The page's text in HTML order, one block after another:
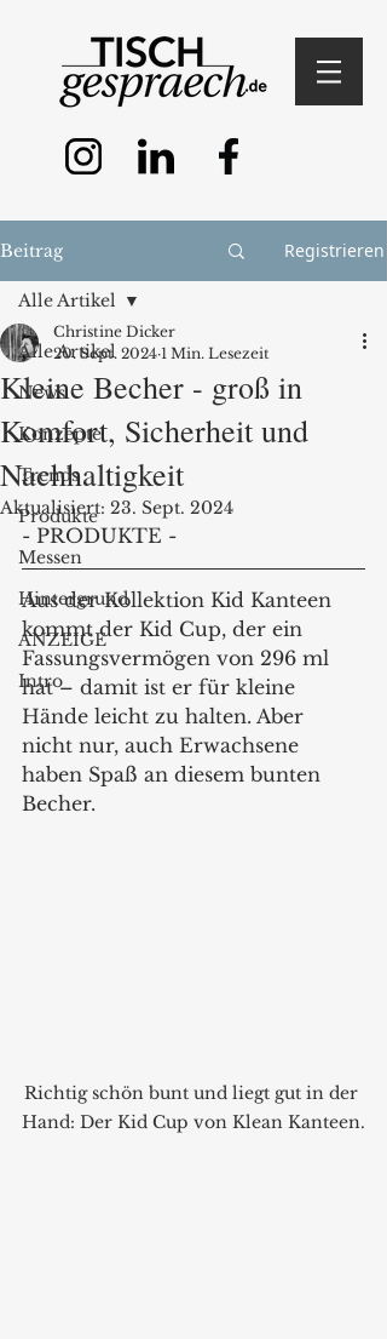
Beitrag Registrieren
Alle Artikel
News
Konzepte
Trends
Produkte
Messen
Hintergrund
ANZEIGE
Intro
Alle Artikel
Kleine Becher - groß in
Komfort, Sicherheit und
Nachhaltigkeit
Christine Dicker
20. Sept. 2024 1 Min. Lesezeit
Aktualisiert: 23. Sept. 2024
- PRODUKTE -
Aus der Kollektion Kid Kanteen
kommt der Kid Cup, der ein
Fassungsvermögen von 296 ml
hat – damit ist er für kleine
Hände leicht zu halten. Aber
nicht nur, auch Erwachsene
haben Spaß an diesem bunten
Becher.
Richtig schön bunt und liegt gut in der
Hand: Der Kid Cup von Klean Kanteen.